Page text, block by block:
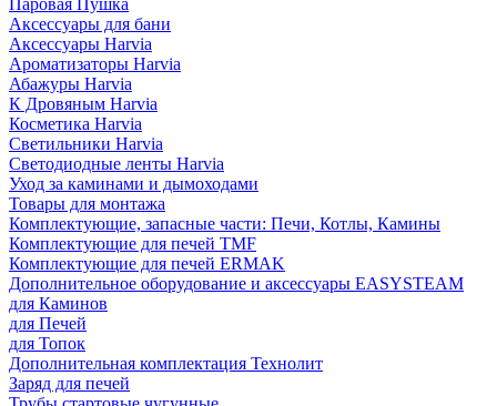
Паровая Пушка
Аксессуары для бани
Аксессуары Harvia
Ароматизаторы Harvia
Абажуры Harvia
К Дровяным Harvia
Косметика Harvia
Светильники Harvia
Светодиодные ленты Harvia
Уход за каминами и дымоходами
Товары для монтажа
Комплектующие, запасные части: Печи, Котлы, Камины
Комплектующие для печей TMF
Комплектующие для печей ERMAK
Дополнительное оборудование и аксессуары EASYSTEAM
для Каминов
для Печей
для Топок
Дополнительная комплектация Технолит
Заряд для печей